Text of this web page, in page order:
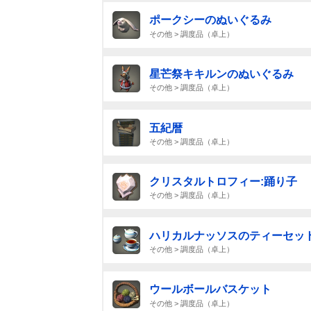
ポークシーのぬいぐるみ
その他 > 調度品（卓上）
星芒祭キキルンのぬいぐるみ
その他 > 調度品（卓上）
五紀暦
その他 > 調度品（卓上）
クリスタルトロフィー:踊り子
その他 > 調度品（卓上）
ハリカルナッソスのティーセッ
その他 > 調度品（卓上）
ウールボールバスケット
その他 > 調度品（卓上）